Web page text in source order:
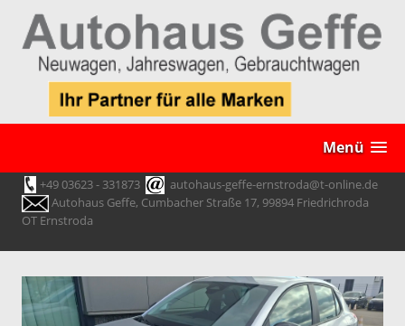
Menü
+49 03623 - 331873
autohaus-geffe-ernstroda@t-online.de
Autohaus Geffe, Cumbacher Straße 17, 99894 Friedrichroda
OT Ernstroda